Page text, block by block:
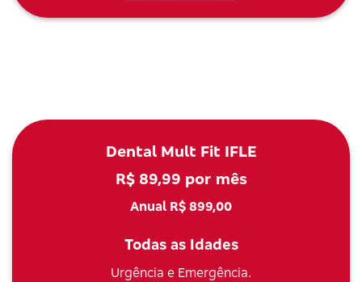
Dental Mult Fit IFLE
R$ 89,99 por mês
Anual R$ 899,00
Todas as Idades
Urgência e Emergência.